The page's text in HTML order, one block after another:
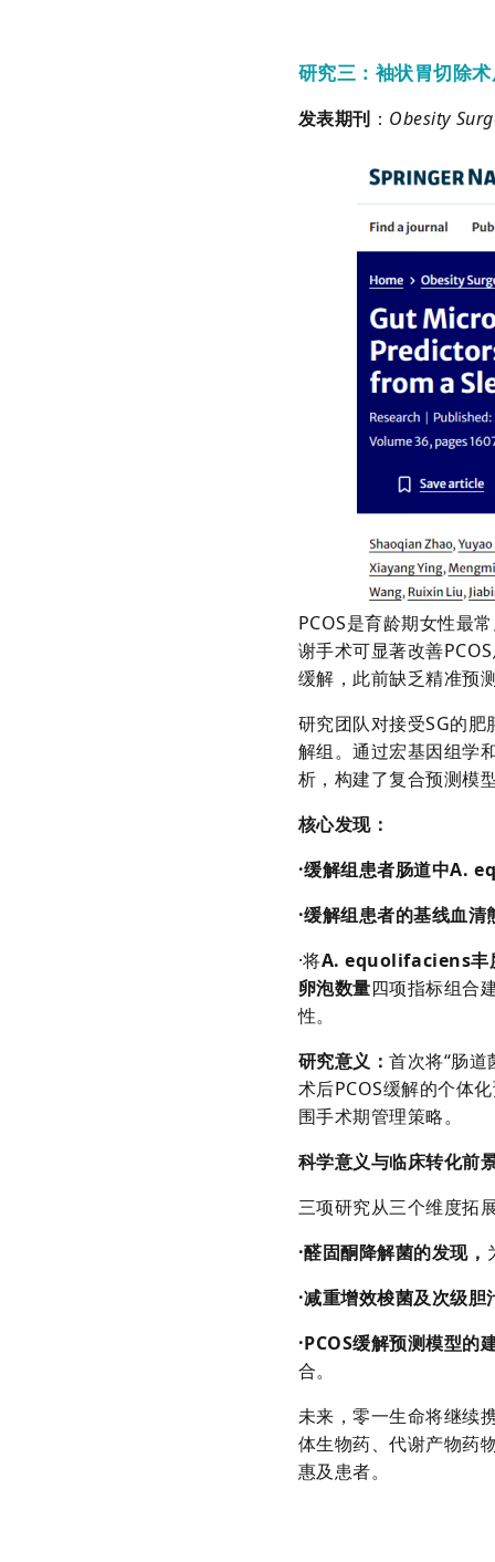
研究三：袖状胃切除
发表期刊 ： Obesity
PCOS是育龄期女性最
谢手术可显著改善
缓解，此前缺乏精准预
研究团队对接受SG的
解组。通过宏基因组学
析，构建了复合预测模
核心发现：
·缓解组患者肠道中A.
·缓解组患者的基线血
·将A. equolifaciens丰
卵泡数量四项指标组合
性。
研究意义 ：首次将“肠
术后PCOS缓解的个体
围手术期管理策略。
科学意义与临床转化前
三项研究从三个维度拓
·醛固酮降解菌的发现，
·减重增效梭菌及次级胆
·PCOS缓解预测模型的
合。
未来，零一生命将继续
体生物药、代谢产物药
惠及患者。